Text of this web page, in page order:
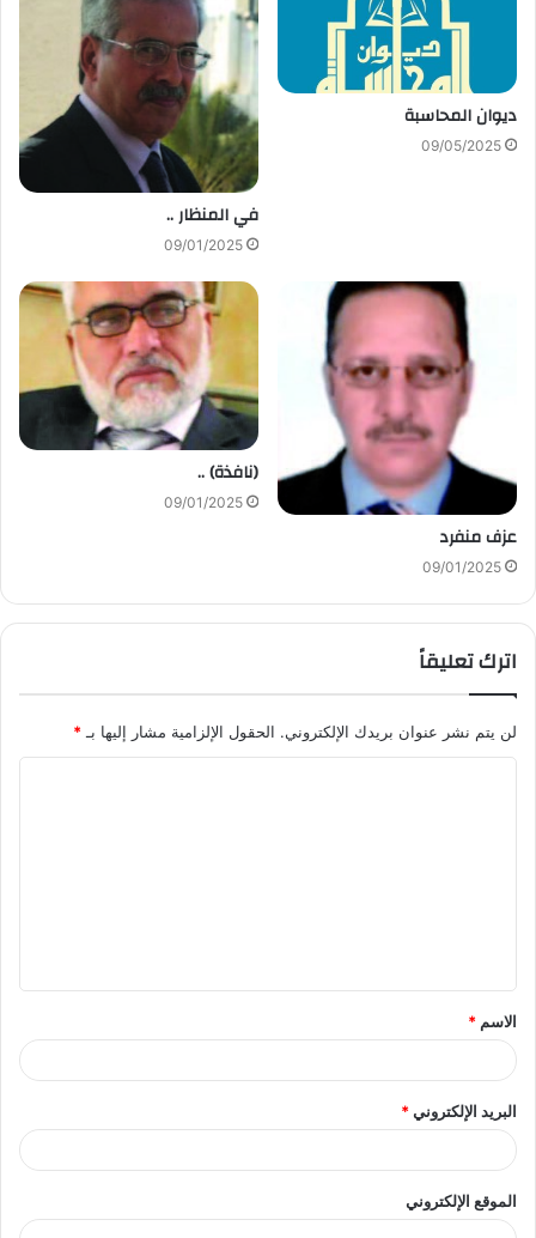
ديوان المحاسبة
09/05/2025
في المنظار ..
09/01/2025
عزف منفرد
09/01/2025
(نافذة) ..
09/01/2025
اترك تعليقاً
لن يتم نشر عنوان بريدك الإلكتروني. الحقول الإلزامية مشار إليها بـ *
ق
*
الاسم *
البريد الإلكتروني*
الموقع الإلكتروني